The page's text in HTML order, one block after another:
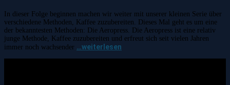
In dieser Folge beginnen machen wir weiter mit unserer kleinen Serie über
verschiedene Methoden, Kaffee zuzubereiten. Dieses Mal geht es um eine
der bekanntesten Methoden: Die Aeropress. Die Aeropress ist eine relativ
junge Methode, Kaffee zuzubereiten und erfreut sich seit vielen Jahren
immer noch wachsender …weiterlesen